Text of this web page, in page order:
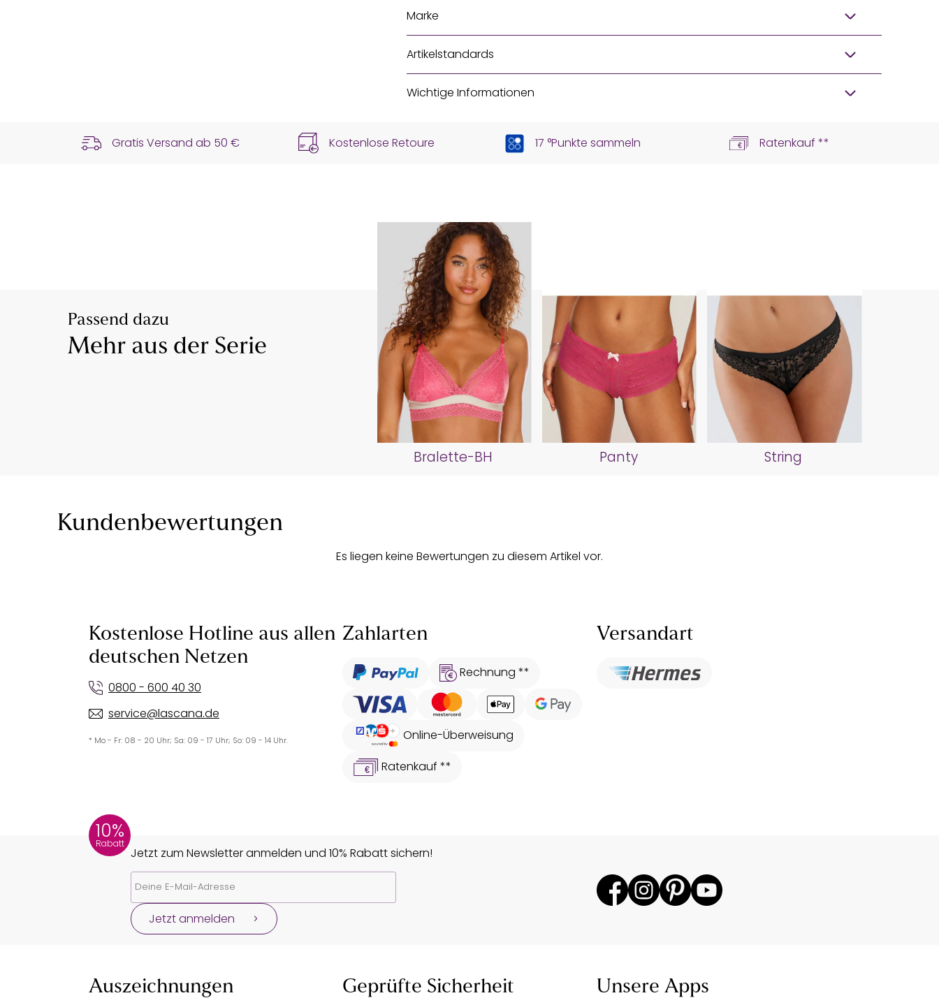
Marke
Artikelstandards
Wichtige Informationen
Gratis Versand ab 50 € Kostenlose Retoure 17 °Punkte sammeln Ratenkauf **
Passend dazu
Mehr aus der Serie
Bralette-BH Panty String
Kundenbewertungen
Es liegen keine Bewertungen zu diesem Artikel vor.
Kostenlose Hotline aus allen
deutschen Netzen
0800 - 600 40 30
service@lascana.de
* Mo - Fr: 08 - 20 Uhr; Sa: 09 - 17 Uhr; So: 09 - 14 Uhr.
Zahlarten
Rechnung **
Online-Überweisung
Ratenkauf **
Versandart
10%
Rabatt
Jetzt zum Newsletter anmelden und 10% Rabatt sichern!
Jetzt anmelden
Auszeichnungen Geprüfte Sicherheit Unsere Apps